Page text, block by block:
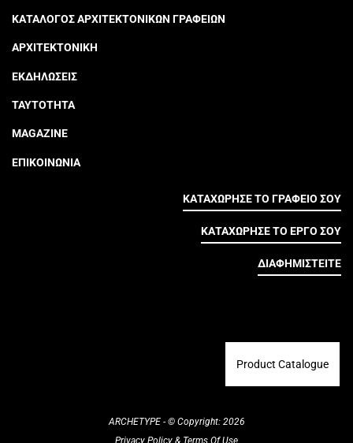
ΚΑΤΑΛΟΓΟΣ ΑΡΧΙΤΕΚΤΟΝΙΚΩΝ ΓΡΑΦΕΙΩΝ
ΑΡΧΙΤΕΚΤΟΝΙΚΗ
ΕΚΔΗΛΩΣΕΙΣ
ΤΑΥΤΟΤΗΤΑ
MAGAZINE
ΕΠΙΚΟΙΝΩΝΙΑ
ΚΑΤΑΧΩΡΗΣΕ ΤΟ ΓΡΑΦΕΙΟ ΣΟΥ
ΚΑΤΑΧΩΡΗΣΕ ΤΟ ΕΡΓΟ ΣΟΥ
ΔΙΑΦΗΜΙΣΤΕΙΤΕ
Product Catalogue
ARCHETYPE - © Copyright: 2026
Privacy Policy & Terms Of Use